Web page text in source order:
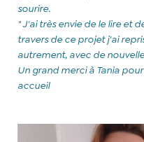
sourire.
" J'ai très envie de le lire et
travers de ce projet j'ai
autrement, avec de
Un grand merci à Tania
accueil